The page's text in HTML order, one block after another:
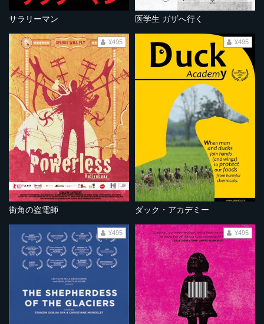
サラリーマン 医学生 ガザへ行く
街角の盗電師
¥495
ダック・アカデミー
¥495
¥495 ¥495